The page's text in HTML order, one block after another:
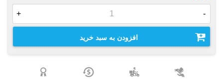
-
+
افزودن به سبد خرید